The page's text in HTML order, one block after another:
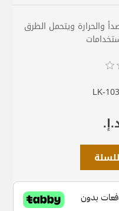
والحرارة ويتحمل الطرق
LK-